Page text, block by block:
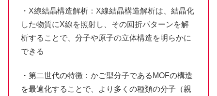
・X線結晶構造解析：X線結晶構造解析は、結晶化
した物質にX線を照射し、その回折パターンを解
析することで、分子や原子の立体構造を明らかに
できる
・第二世代の特徴：かご型分子であるMOFの構造
を最適化することで、より多くの種類の分子（親